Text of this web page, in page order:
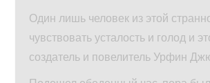
Один лишь человек из этой
чувствовать усталость и голод и
создатель и повелитель Урфин